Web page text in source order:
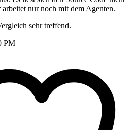
nur noch mit dem Agenten.
sehr treffend.
PM